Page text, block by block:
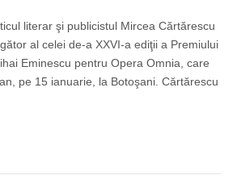
literar şi publicistul Mircea Cărtărescu
al celei de-a XXVI-a ediţii a Premiului
Eminescu pentru Opera Omnia, care
pe 15 ianuarie, la Botoşani. Cărtărescu